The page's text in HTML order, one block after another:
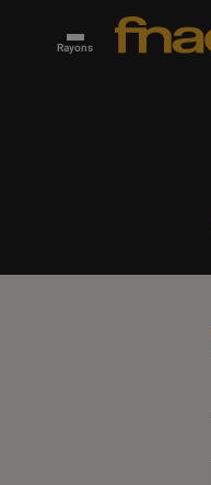
Rayons